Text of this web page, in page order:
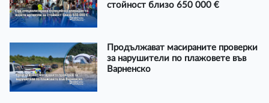
стойност близо 650 000 €
Продължават масираните проверки
за нарушители по плажовете във
Варненско